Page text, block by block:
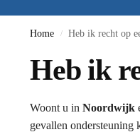
Home / Heb ik recht op
Heb ik
Woont u in Noordwijk
gevallen ondersteuning